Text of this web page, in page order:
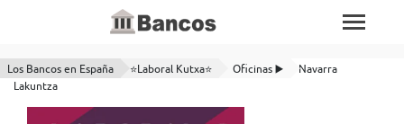
Los Bancos en España ⭐Laboral Kutxa⭐ Oficinas ▶️
Navarra
Lakuntza